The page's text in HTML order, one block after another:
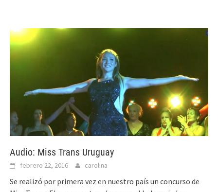
Audio: Miss Trans Uruguay
febrero 22, 2016 carolina
Se realizó por primera vez en nuestro país un concurso de